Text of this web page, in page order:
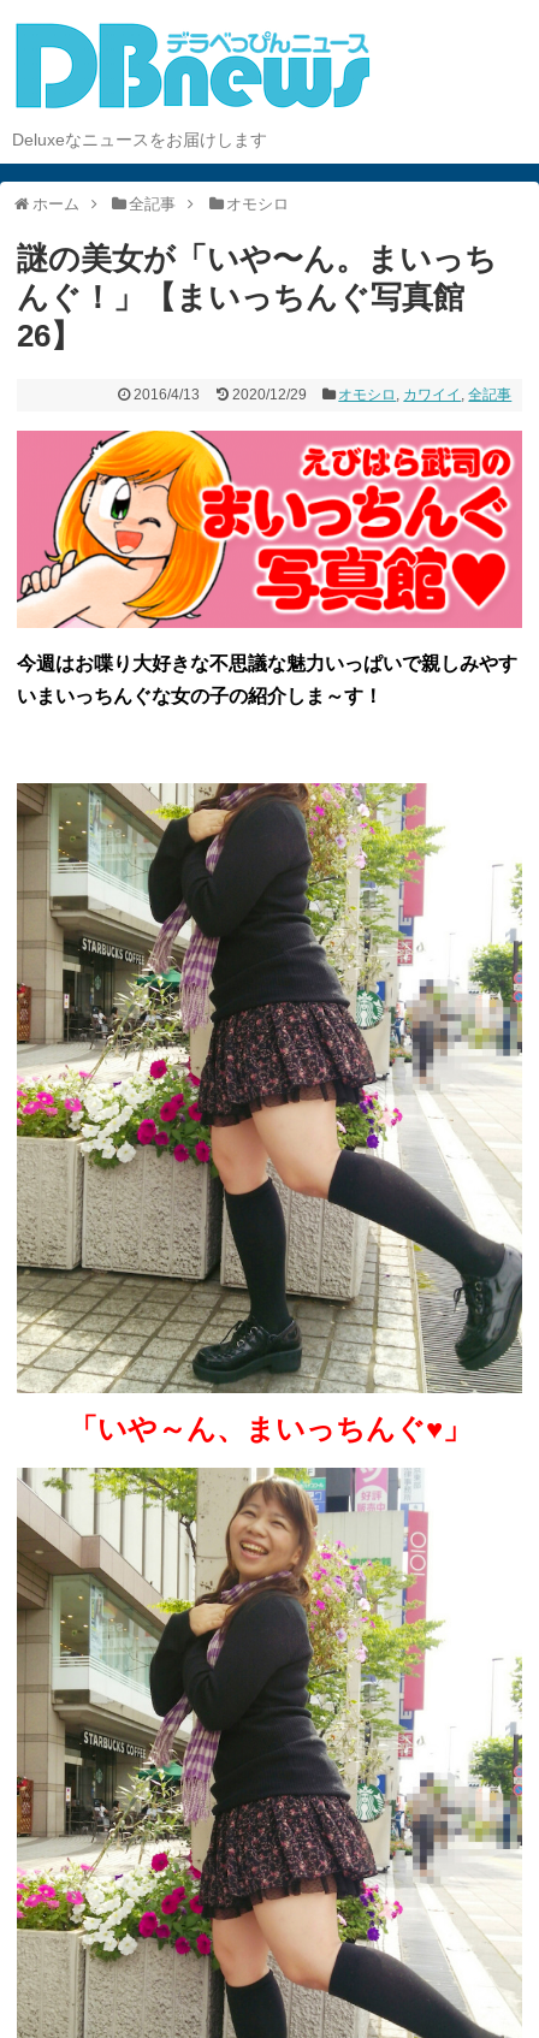
Deluxeなニュースをお届けします
ホーム 全記事 オモシロ
謎の美女が「いや〜ん。まいっち
んぐ！」【まいっちんぐ写真館
26】
2016/4/13 2020/12/29 オモシロ , カワイイ ,全記事
今週はお喋り大好きな不思議な魅力いっぱいで親しみやす
いまいっちんぐな女の子の紹介しま～す！
「いや～ん、まいっちんぐ♥」